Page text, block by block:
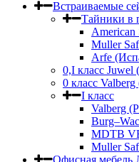
Встраиваемые
Тайники в
American
Muller
Arfe
0,I класс Juwel
0 класс
I класс
Valberg
MDTB
Muller
Офисная